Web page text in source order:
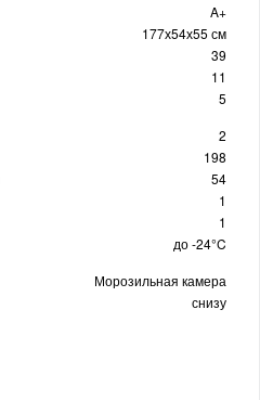
A+
177х54х55 см
39
11
5
2
198
54
1
1
до -24°C
Морозильная камера
снизу